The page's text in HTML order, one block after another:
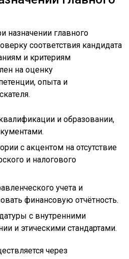
назначении главного
соответствия кандидата
и критериям
на оценку
опыта и
и образовании,
с акцентом на отсутствие
и налогового
учета и
финансовую отчётность.
с внутренними
и этическими стандартами.
через